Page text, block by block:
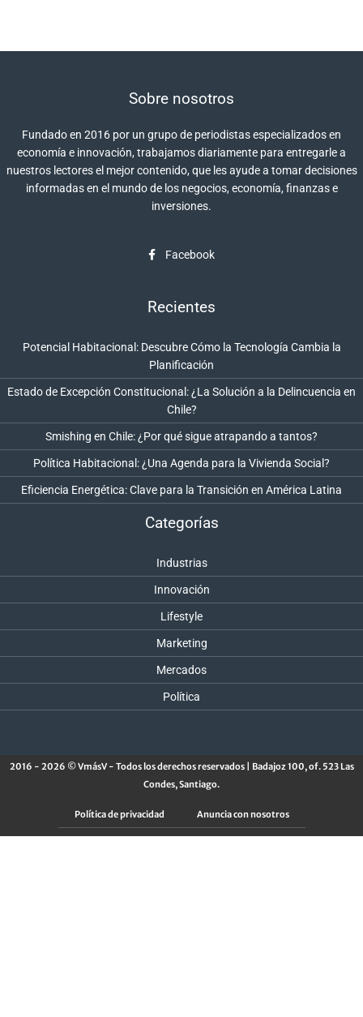
Sobre nosotros
Fundado en 2016 por un grupo de periodistas especializados en
economía e innovación, trabajamos diariamente para entregarle a
nuestros lectores el mejor contenido, que les ayude a tomar decisiones
informadas en el mundo de los negocios, economía, finanzas e
inversiones.
Facebook
Recientes
Potencial Habitacional: Descubre Cómo la Tecnología Cambia la
Planificación
Estado de Excepción Constitucional: ¿La Solución a la Delincuencia en
Chile?
Smishing en Chile: ¿Por qué sigue atrapando a tantos?
Política Habitacional: ¿Una Agenda para la Vivienda Social?
Eficiencia Energética: Clave para la Transición en América Latina
Categorías
Industrias
Innovación
Lifestyle
Marketing
Mercados
Política
2016 - 2026 © VmásV - Todos los derechos reservados | Badajoz 100, of. 523 Las
Condes, Santiago.
Política de privacidad Anuncia con nosotros